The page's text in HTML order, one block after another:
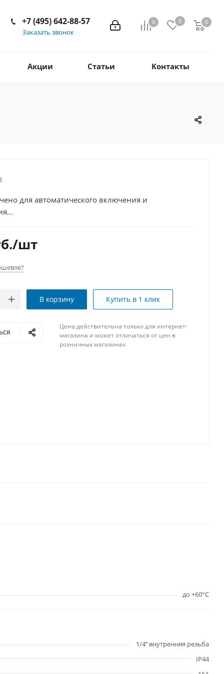
0 0 0
+7 (495) 642-88-57
Заказать звонок
Акции Статьи Контакты
для автоматического включения и
/шт
В корзину Купить в 1 клик
Цена действительна только для интернет-
магазина и может отличаться от цен в
розничных магазинах
до +60°С
1/4’’ внутренняя резьба
IP44